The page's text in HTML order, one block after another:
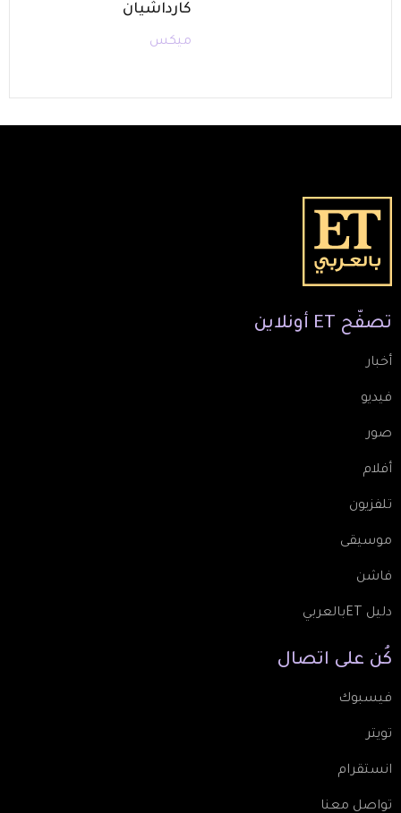
كارداشيان
ميكس
تصفّح ET أونلاين
أخبار
فيديو
صور
أفلام
تلفزيون
موسيقى
فاشن
دليل ETبالعربي
كُن على اتصال
فيسبوك
تويتر
انستقرام
تواصل معنا